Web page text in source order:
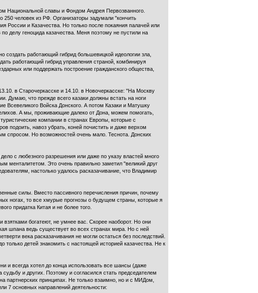
Национальной славы и Фондом Андрея Первозванного.
250 человек из РФ. Организаторы задумали "кончить
России и Казачества. Но только после покаяния палачей или
делу геноцида казачества. Меня поэтому не пустили на
работающий гибрид большевицкой идеологии зла,
работающий гибрид управления страной, комбинируя
или поддержать построение гражданского общества,
в Старочеркасске и 14.10. в Новочеркасске: "На Москву
Думаю, что прежде всего казаки должны встать на ноги
Всевеликого Войска Донского. А потом Казаки и Матушку
А мы, проживающие далеко от Дона, можем помогать,
компании в странах Европы, которые с
подоить, навоз убрать, коней почистить и даже верхом
спросом. Но возможностей очень мало. Теснота. Донских
с любезного разрешения или даже по указу властей много
менталитетом. Это очень правильно заметил "великий друг
настолько удалось расказачивание, что Владимир
силы. Вместо пассивного перечисления причин, почему
ногах, то все хмурые прогнозы о будущем страны, которые я
придатка Китая и не более того.
богатеют, не умнее вас. Скорее наоборот. Но они
шпана ведь существует во всех странах мира. Но с ней
века расказачивания не могли остаться без последствий.
детей знакомить с настоящей историей казачества. Не к
и всегда хотел до конца использовать все шансы (даже
и других. Поэтому и согласился стать председателем
партнерских принципах. Не только взаимно, но и с МИДом,
7 основных направлений деятельности: